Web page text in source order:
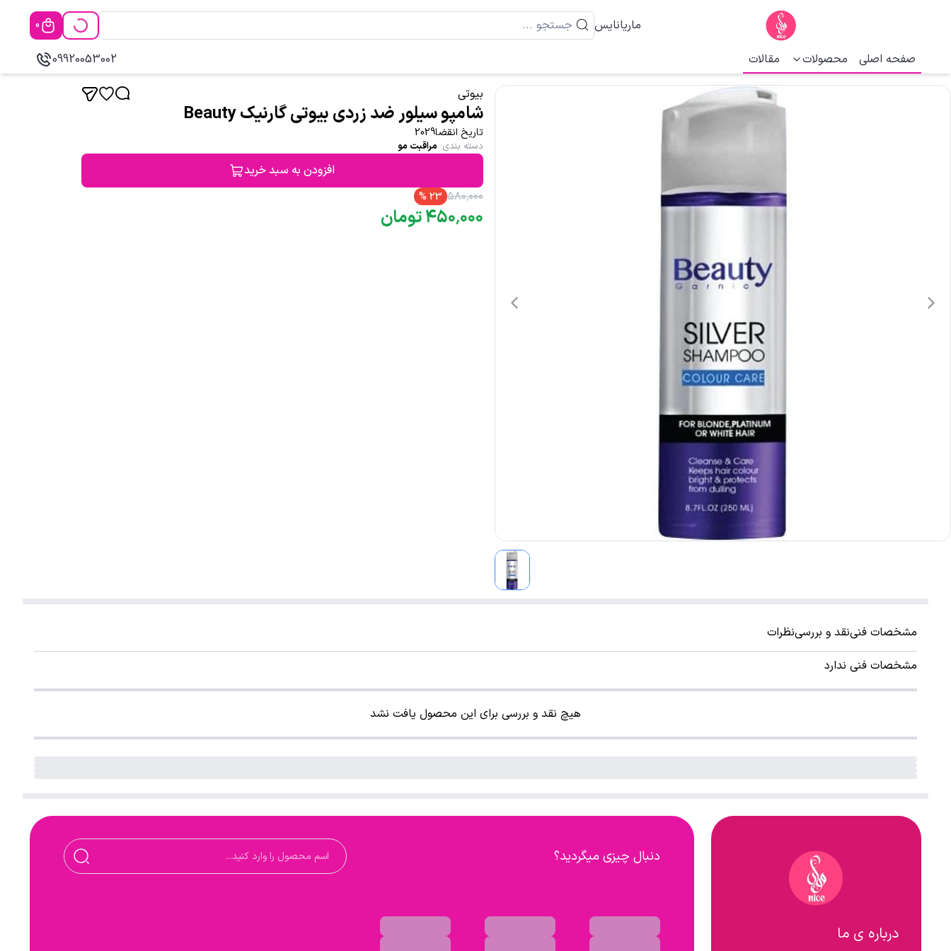
ماریانایس 0
صفحه اصلی محصولات مقالات 09920053002
بیوتی
شامپو سیلور ضد زردی بیوتی گارنیک Beauty
تاریخ انقضا2029
دسته بندی: مراقبت مو
افزودن به سبد خرید
۵۸۰٬۰۰۰ 23
%
۴۵۰٬۰۰۰ تومان
مشخصات فنینقد و بررسینظرات
مشخصات فنی ندارد
هیچ نقد و بررسی برای این محصول یافت نشد
درباره ی ما
دنبال چیزی میگردید؟